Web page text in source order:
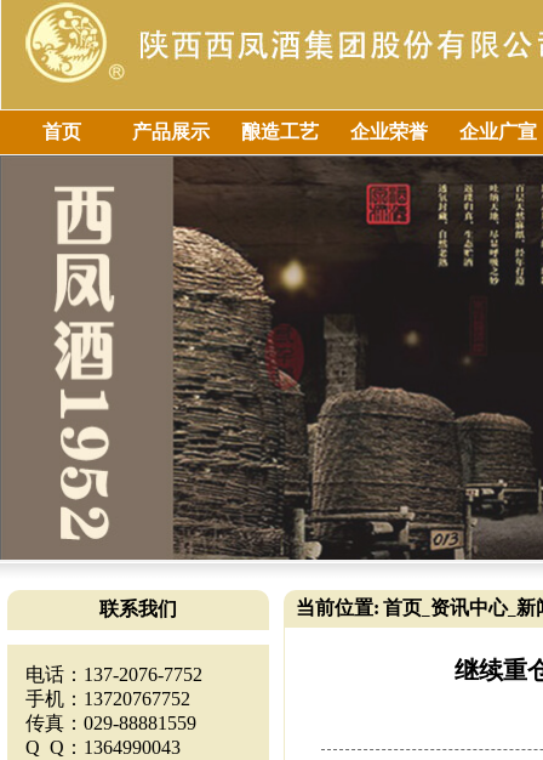
首页 产品展示 酿造工艺 企业荣誉 企业广宣
联系我们
电话：137-2076-7752
手机：13720767752
传真：029-88881559
Q Q：1364990043
当前位置: 首页 资讯中心_ 新
继续重